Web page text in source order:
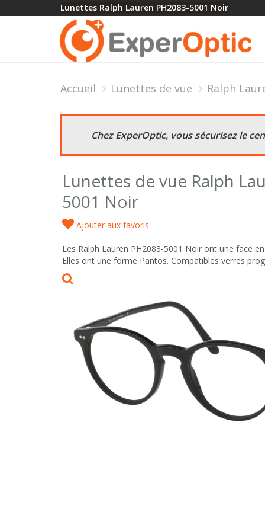
Lunettes Ralph Lauren PH2083-5001 Noir
Accueil Lunettes de vue Ralph
Chez ExperOptic, vous sécurisez le
Lunettes de vue Ralph
5001 Noir
Ajouter aux favoris
Les Ralph Lauren PH2083-5001 Noir ont une face
Elles ont une forme Pantos. Compatibles verres